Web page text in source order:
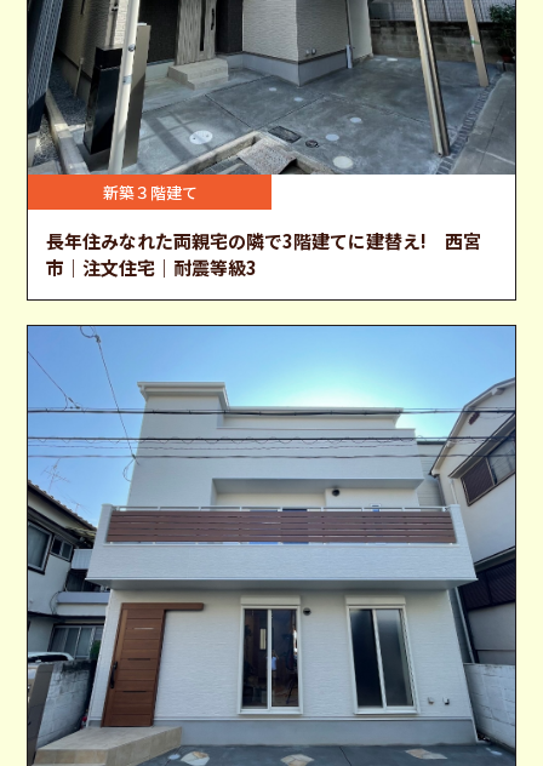
新築３階建て
長年住みなれた両親宅の隣で3階建てに建替え! 西宮
市｜注文住宅｜耐震等級3